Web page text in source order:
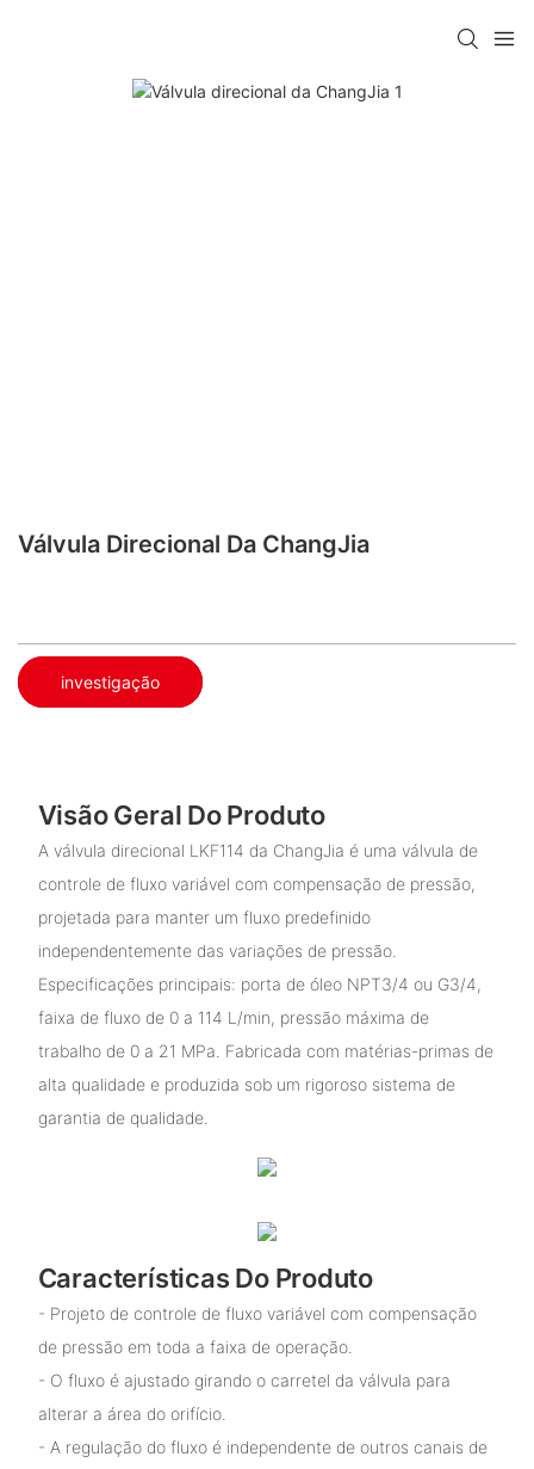
Válvula Direcional Da ChangJia
investigação
Visão Geral Do Produto
A válvula direcional LKF114 da ChangJia é uma válvula de
controle de fluxo variável com compensação de pressão,
projetada para manter um fluxo predefinido
independentemente das variações de pressão.
Especificações principais: porta de óleo NPT3/4 ou G3/4,
faixa de fluxo de 0 a 114 L/min, pressão máxima de
trabalho de 0 a 21 MPa. Fabricada com matérias-primas de
alta qualidade e produzida sob um rigoroso sistema de
garantia de qualidade.
Características Do Produto
- Projeto de controle de fluxo variável com compensação
de pressão em toda a faixa de operação.
- O fluxo é ajustado girando o carretel da válvula para
alterar a área do orifício.
- A regulação do fluxo é independente de outros canais de